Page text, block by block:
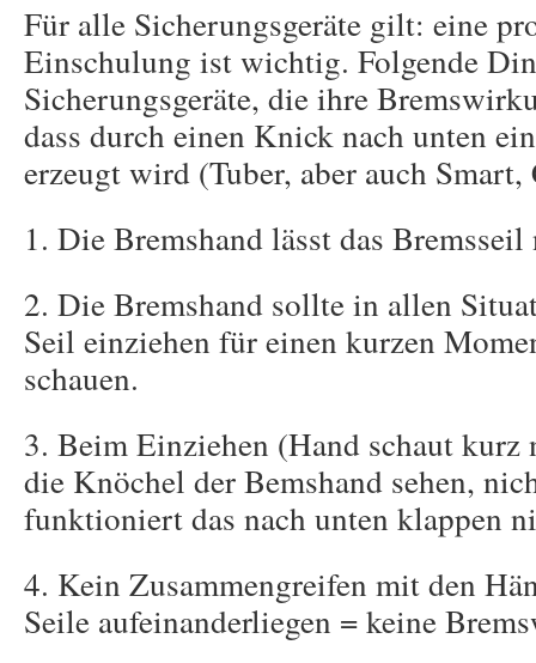
Für alle Sicherungsgeräte gilt: eine
Einschulung ist wichtig. Folgende
Sicherungsgeräte, die ihre
dass durch einen Knick nach unten
erzeugt wird (Tuber, aber auch
1. Die Bremshand lässt das Bremsseil
2. Die Bremshand sollte in allen
Seil einziehen für einen kurzen
schauen.
3. Beim Einziehen (Hand schaut
die Knöchel der Bemshand sehen,
funktioniert das nach unten klappen
4. Kein Zusammengreifen mit den
Seile aufeinanderliegen = keine